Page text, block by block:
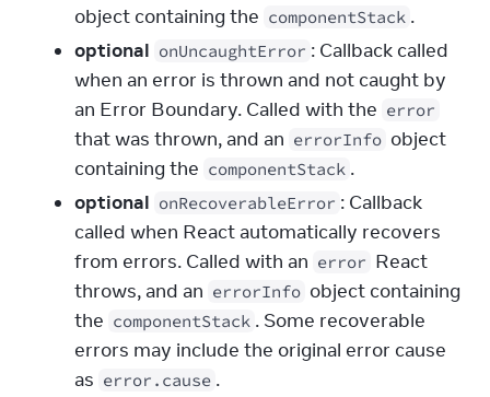
object containing the componentStack .
optional onUncaughtError : Callback called
when an error is thrown and not caught by
an Error Boundary. Called with the error
that was thrown, and an errorInfo object
containing the componentStack .
optional onRecoverableError : Callback
called when React automatically recovers
from errors. Called with an error React
throws, and an errorInfo object containing
the componentStack . Some recoverable
errors may include the original error cause
as error.cause .